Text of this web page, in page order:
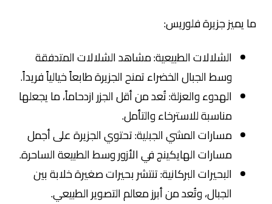
ما يميز جزيرة فلوريس:
الشلالات الطبيعية: مشاهد الشلالات المتدفقة
وسط الجبال الخضراء تمنح الجزيرة طابعاً خيالياً فريداً.
الهدوء والعزلة: تُعد من أقل الجزر ازدحاماً، ما يجعلها
مناسبة للاسترخاء والتأمل.
مسارات المشي الجبلية: تحتوي الجزيرة على أجمل
مسارات الهايكينج في الأزور وسط الطبيعة الساحرة.
البحيرات البركانية: تنتشر بحيرات صغيرة خلابة بين
الجبال، وتُعد من أبرز معالم التصوير الطبيعي.